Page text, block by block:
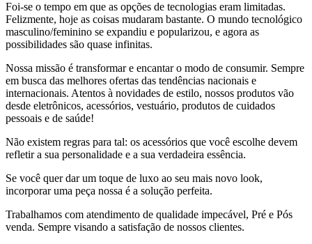
Foi-se o tempo em que as opções de tecnologias eram limitadas.
Felizmente, hoje as coisas mudaram bastante. O mundo tecnológico
masculino/feminino se expandiu e popularizou, e agora as
possibilidades são quase infinitas.
Nossa missão é transformar e encantar o modo de consumir. Sempre
em busca das melhores ofertas das tendências nacionais e
internacionais. Atentos à novidades de estilo, nossos produtos vão
desde eletrônicos, acessórios, vestuário, produtos de cuidados
pessoais e de saúde!
Não existem regras para tal: os acessórios que você escolhe devem
refletir a sua personalidade e a sua verdadeira essência.
Se você quer dar um toque de luxo ao seu mais novo look,
incorporar uma peça nossa é a solução perfeita.
Trabalhamos com atendimento de qualidade impecável, Pré e Pós
venda. Sempre visando a satisfação de nossos clientes.